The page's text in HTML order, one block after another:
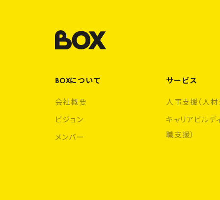
BOXについて
会社概要
ビジョン
メンバー
サービス
人事支援（人
キャリアビルデ
職支援）